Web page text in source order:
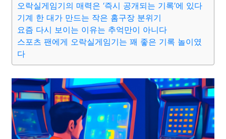
오락실게임기의 매력은 ‘즉시 공개되는 기록’에 있다
기계 한 대가 만드는 작은 홈구장 분위기
요즘 다시 보이는 이유는 추억만이 아니다
스포츠 팬에게 오락실게임기는 꽤 좋은 기록 놀이였
다